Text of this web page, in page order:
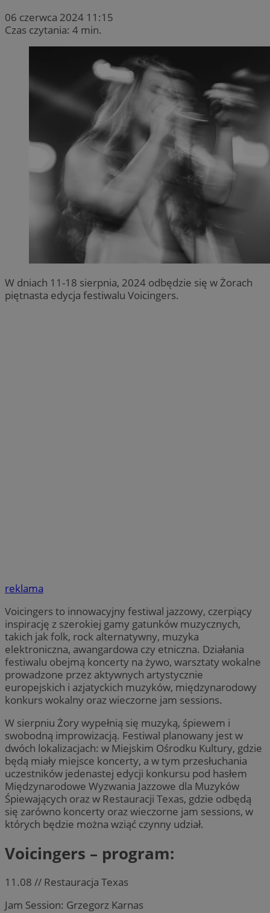
06 czerwca 2024 11:15
Czas czytania: 4 min.
W dniach 11-18 sierpnia, 2024 odbędzie się w Żorach
piętnasta edycja festiwalu Voicingers.
reklama
Voicingers to innowacyjny festiwal jazzowy, czerpiący
inspirację z szerokiej gamy gatunków muzycznych,
takich jak folk, rock alternatywny, muzyka
elektroniczna, awangardowa czy etniczna. Działania
festiwalu obejmą koncerty na żywo, warsztaty wokalne
prowadzone przez aktywnych artystycznie
europejskich i azjatyckich muzyków, międzynarodowy
konkurs wokalny oraz wieczorne jam sessions.
W sierpniu Żory wypełnią się muzyką, śpiewem i
swobodną improwizacją. Festiwal planowany jest w
dwóch lokalizacjach: w Miejskim Ośrodku Kultury, gdzie
będą miały miejsce koncerty, a w tym przesłuchania
uczestników jedenastej edycji konkursu pod hasłem
Międzynarodowe Wyzwania Jazzowe dla Muzyków
Śpiewających oraz w Restauracji Texas, gdzie odbędą
się zarówno koncerty oraz wieczorne jam sessions, w
których będzie można wziąć czynny udział.
Voicingers – program:
11.08 // Restauracja Texas
Jam Session: Grzegorz Karnas